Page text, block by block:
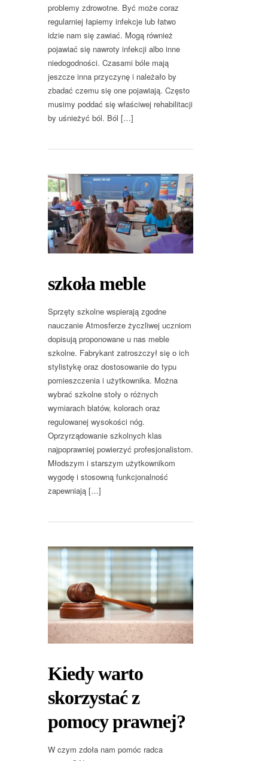
problemy zdrowotne. Być może coraz
regularniej łapiemy infekcje lub łatwo
idzie nam się zawiać. Mogą również
pojawiać się nawroty infekcji albo inne
niedogodności. Czasami bóle mają
jeszcze inna przyczynę i należało by
zbadać czemu się one pojawiają. Często
musimy poddać się właściwej rehabilitacji
by uśnieżyć ból. Ból […]
szkoła meble
Sprzęty szkolne wspierają zgodne
nauczanie Atmosferze życzliwej uczniom
dopisują proponowane u nas meble
szkolne. Fabrykant zatroszczył się o ich
stylistykę oraz dostosowanie do typu
pomieszczenia i użytkownika. Można
wybrać szkolne stoły o różnych
wymiarach blatów, kolorach oraz
regulowanej wysokości nóg.
Oprzyrządowanie szkolnych klas
najpoprawniej powierzyć profesjonalistom.
Młodszym i starszym użytkownikom
wygodę i stosowną funkcjonalność
zapewniają […]
Kiedy warto
skorzystać z
pomocy prawnej?
W czym zdoła nam pomóc radca